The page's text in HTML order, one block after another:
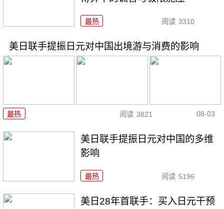
最热 阅读 3310
美日联手提振日元对中国出境游与消费的影响
最热 阅读 3821 08-03
美日联手提振日元对中国的多维
影响
最热 阅读 5196
美日28年首联手：买入日元干预